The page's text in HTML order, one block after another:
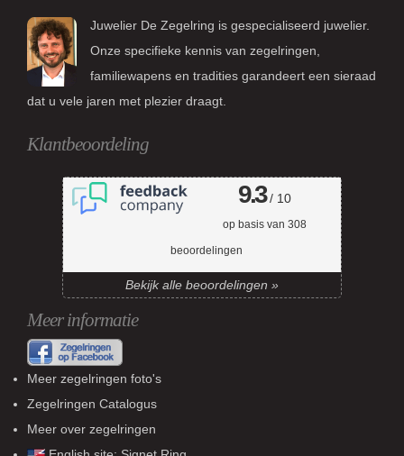
Juwelier De Zegelring is gespecialiseerd juwelier.
Onze specifieke kennis van zegelringen,
familiewapens en tradities garandeert een sieraad
dat u vele jaren met plezier draagt.
Klantbeoordeling
9.3/ 10
op basis van 308
beoordelingen
Bekijk alle beoordelingen »
Meer informatie
Meer zegelringen foto's
Zegelringen Catalogus
Meer over zegelringen